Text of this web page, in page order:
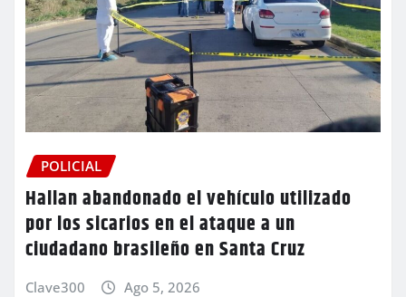
POLICIAL
Hallan abandonado el vehículo utilizado
por los sicarios en el ataque a un
ciudadano brasileño en Santa Cruz
Clave300 Ago 5, 2026